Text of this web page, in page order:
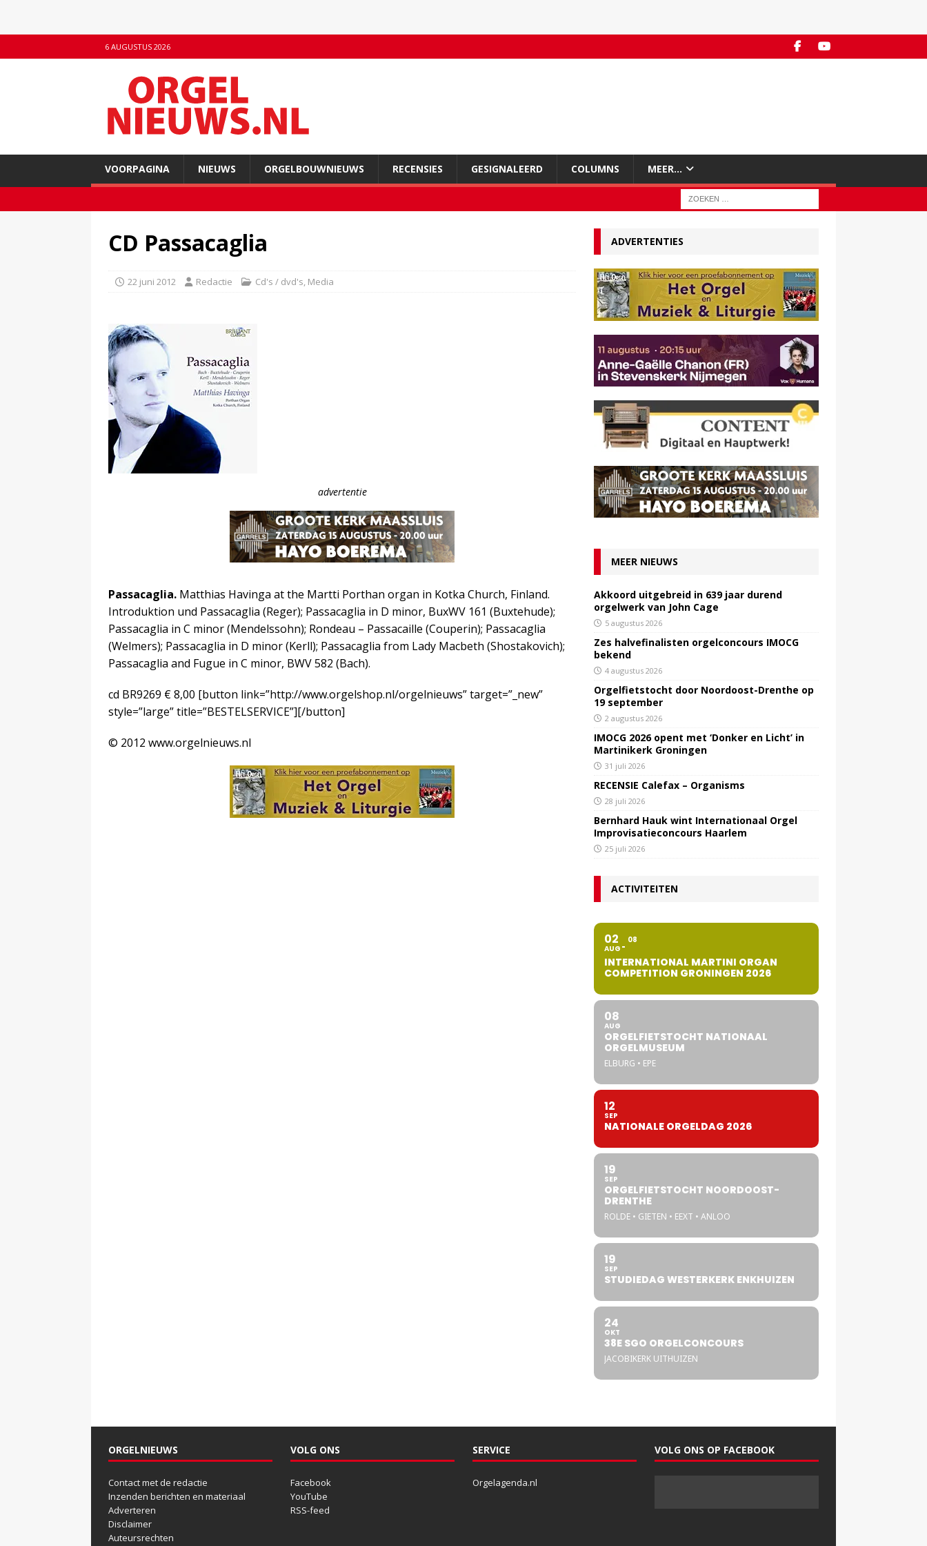
6 AUGUSTUS 2026
VOORPAGINA NIEUWS ORGELBOUWNIEUWS RECENSIES GESIGNALEERD COLUMNS MEER…
CD Passacaglia
22 juni 2012 Redactie Cd's / dvd's, Media
advertentie
Passacaglia. Matthias Havinga at the Martti Porthan organ in Kotka Church, Finland.
Introduktion und Passacaglia (Reger); Passacaglia in D minor, BuxWV 161 (Buxtehude);
Passacaglia in C minor (Mendelssohn); Rondeau – Passacaille (Couperin); Passacaglia
(Welmers); Passacaglia in D minor (Kerll); Passacaglia from Lady Macbeth (Shostakovich);
Passacaglia and Fugue in C minor, BWV 582 (Bach).
cd BR9269 € 8,00 [button link=”http://www.orgelshop.nl/orgelnieuws” target=”_new”
style=”large” title=”BESTELSERVICE”][/button]
© 2012 www.orgelnieuws.nl
ADVERTENTIES
MEER NIEUWS
Akkoord uitgebreid in 639 jaar durend
orgelwerk van John Cage
5 augustus 2026
Zes halvefinalisten orgelconcours IMOCG
bekend
4 augustus 2026
Orgelfietstocht door Noordoost-Drenthe op
19 september
2 augustus 2026
IMOCG 2026 opent met ‘Donker en Licht’ in
Martinikerk Groningen
31 juli 2026
RECENSIE Calefax – Organisms
28 juli 2026
Bernhard Hauk wint Internationaal Orgel
Improvisatieconcours Haarlem
25 juli 2026
ACTIVITEITEN
02
AUG
08
INTERNATIONAL MARTINI ORGAN
COMPETITION GRONINGEN 2026
08
AUG
ORGELFIETSTOCHT NATIONAAL
ORGELMUSEUM
ELBURG • EPE
12
SEP
NATIONALE ORGELDAG 2026
19
SEP
ORGELFIETSTOCHT NOORDOOST-
DRENTHE
ROLDE • GIETEN • EEXT • ANLOO
19
SEP
STUDIEDAG WESTERKERK ENKHUIZEN
24
OKT
38E SGO ORGELCONCOURS
JACOBIKERK UITHUIZEN
ORGELNIEUWS
Contact met de redactie
Inzenden berichten en materiaal
Adverteren
Disclaimer
Auteursrechten
VOLG ONS
Facebook
YouTube
RSS-feed
SERVICE
Orgelagenda.nl
VOLG ONS OP FACEBOOK